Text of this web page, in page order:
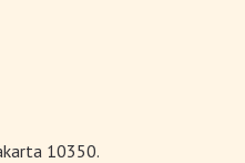
10350.